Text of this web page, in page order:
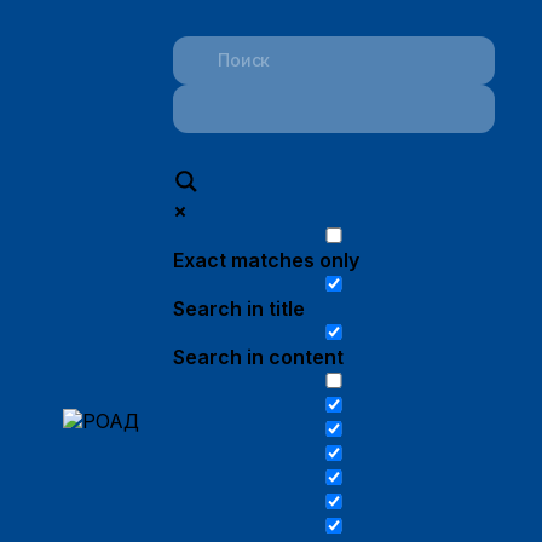
Exact matches only
Search in title
Search in content